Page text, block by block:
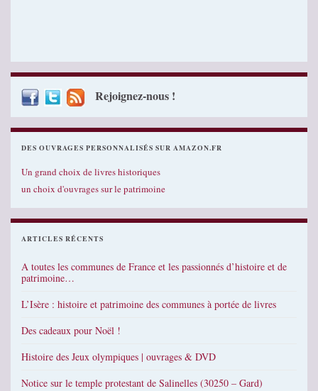
Rejoignez-nous !
DES OUVRAGES PERSONNALISÉS SUR AMAZON.FR
Un grand choix de livres historiques
un choix d'ouvrages sur le patrimoine
ARTICLES RÉCENTS
A toutes les communes de France et les passionnés d’histoire et de
patrimoine…
L’Isère : histoire et patrimoine des communes à portée de livres
Des cadeaux pour Noël !
Histoire des Jeux olympiques | ouvrages & DVD
Notice sur le temple protestant de Salinelles (30250 – Gard)